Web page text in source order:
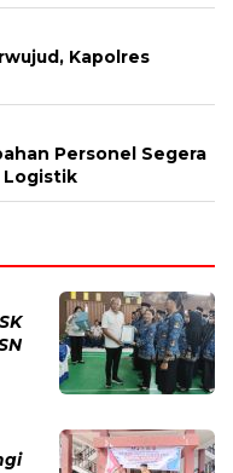
Kapolres
Personel Segera
Logistik